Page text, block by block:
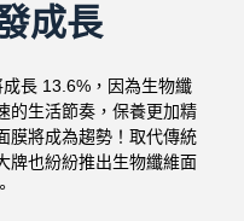
成長
長 13.6%，因為生物纖
的生活節奏，保養更加精
膜將成為趨勢！取代傳統
牌也紛紛推出生物纖維面